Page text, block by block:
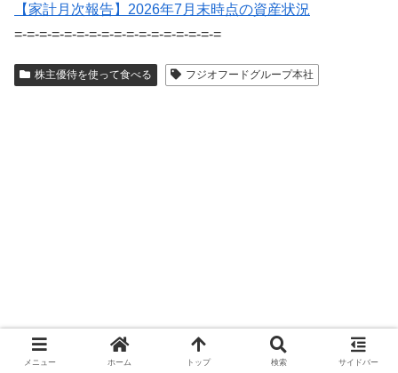
【家計月次報告】2026年7月末時点の資産状況
=-=-=-=-=-=-=-=-=-=-=-=-=-=-=-=-=
株主優待を使って食べる フジオフードグループ本社
メニュー ホーム トップ 検索 サイドバー